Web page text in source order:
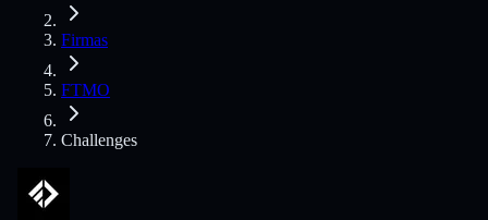
Firmas
FTMO
Challenges